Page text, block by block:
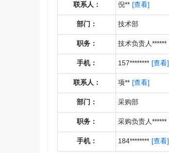
联系人： 倪** [查看]
部门： 技术部
职务： 技术负责人******
手机： 157******** [查看]
联系人： 项** [查看]
部门： 采购部
职务： 采购负责人******
手机： 184******** [查看]